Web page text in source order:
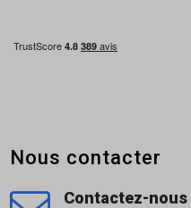
Nous contacter
Contactez-nous